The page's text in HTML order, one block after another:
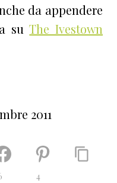
da appendere
suThe Ivestown
2011
4